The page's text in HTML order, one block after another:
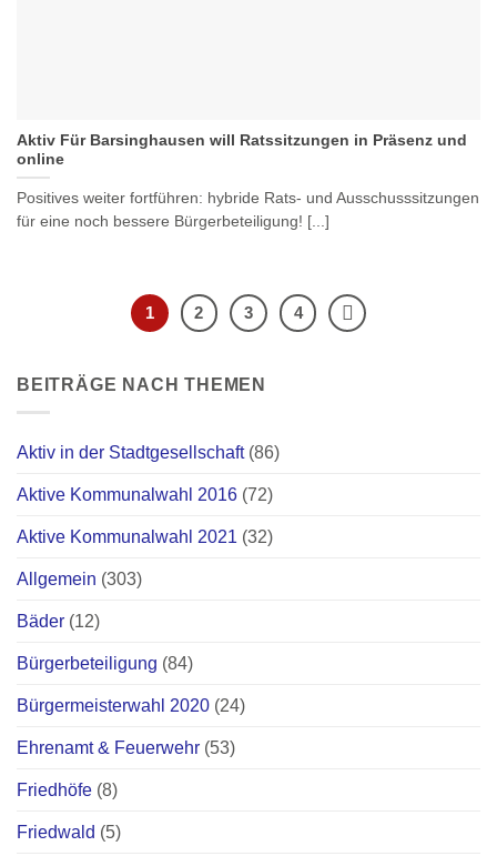
Aktiv Für Barsinghausen will Ratssitzungen in Präsenz und
online
Positives weiter fortführen: hybride Rats- und Ausschusssitzungen
für eine noch bessere Bürgerbeteiligung! [...]
1 2 3 4
BEITRÄGE NACH THEMEN
Aktiv in der Stadtgesellschaft(86)
Aktive Kommunalwahl 2016 (72)
Aktive Kommunalwahl 2021 (32)
Allgemein (303)
Bäder (12)
Bürgerbeteiligung (84)
Bürgermeisterwahl 2020 (24)
Ehrenamt & Feuerwehr (53)
Friedhöfe (8)
Friedwald (5)